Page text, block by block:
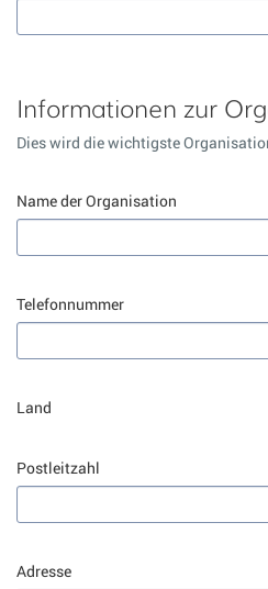
Informationen zur
Dies wird die wichtigste
Name der Organisation
Telefonnummer
Land
Postleitzahl
Adresse